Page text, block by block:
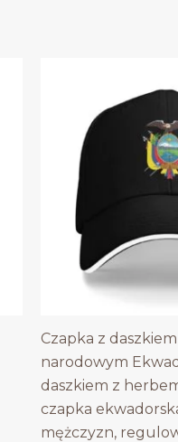
Czapka z
narodowym
daszkiem z
czapka
mężczyzn,